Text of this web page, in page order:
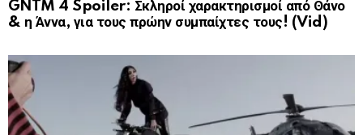
GNTM 4 Spoiler: Σκληροί χαρακτηρισμοί από Θάνο
& η Άννα, για τους πρώην συμπαίχτες τους! (Vid)